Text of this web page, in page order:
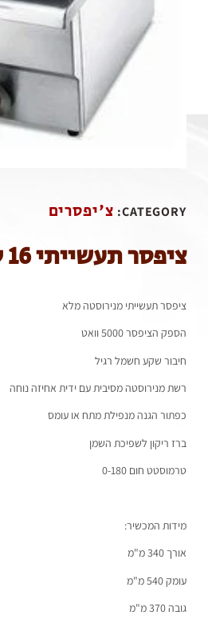
CATEGORY: צ'יפסרים
ציפסר תעשייתי 16 ליטר בודד
ציפסר תעשייתי מנירוסטה מלא
הספק הציפסר 5000 וואט
חיבור שקע חשמל רגיל
רשת מנירוסטה מסיבית עם ידית אחיזה נוחה
כפתור הגנה מנפילת מתח או עומס
ברז ריקון לשפיכת השמן
טרמוסטט חום 0-180
מידות המכשיר:
אורך 340 מ"מ
עומק 540 מ"מ
גובה 370 מ"מ